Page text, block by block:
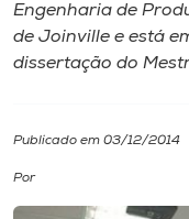
Engenharia de
de Joinville e está
dissertação do
Publicado em 03/12/2014
Por